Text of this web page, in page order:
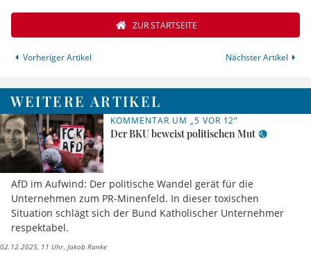
Vorheriger Artikel
ZUR STARTSEITE
Nächster Artikel
WEITERE ARTIKEL
KOMMENTAR UM „5 VOR 12“
Der BKU beweist politischen Mut
AfD im Aufwind: Der politische Wandel gerät für die
Unternehmen zum PR-Minenfeld. In dieser toxischen
Situation schlägt sich der Bund Katholischer Unternehmer
respektabel.
02.12.2025, 11 Uhr Jakob Ranke